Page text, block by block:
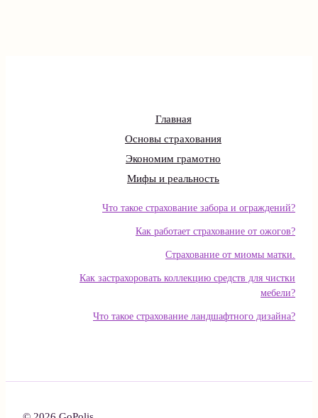
Главная
Основы страхования
Экономим грамотно
Мифы и реальность
Что такое страхование забора и ограждений?
Как работает страхование от ожогов?
Страхование от миомы матки.
Как застрахоровать коллекцию средств для чистки
мебели?
Что такое страхование ландшафтного дизайна?